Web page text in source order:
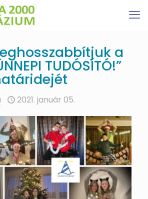
a
TUDÓSÍTÓ!”
2021. január 05.